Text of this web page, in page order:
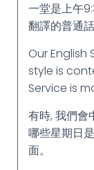
一堂是上午
翻譯的普通話
Our English
style is
Service is
有時, 我們會
哪些星期日
面。